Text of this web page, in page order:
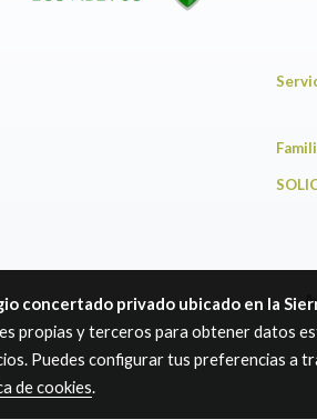
concertado privado ubicado en la
propias y terceros para obtener datos
Puedes configurar tus preferencias a
de cookies.